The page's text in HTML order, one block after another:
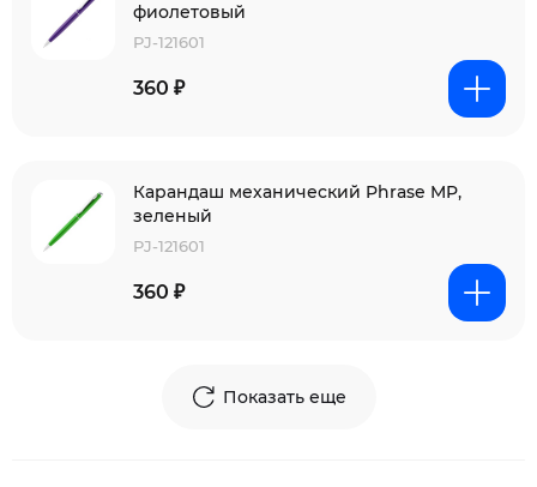
фиолетовый
PJ-121601
360 ₽
Карандаш механический Phrase MP,
зеленый
PJ-121601
360 ₽
Показать еще